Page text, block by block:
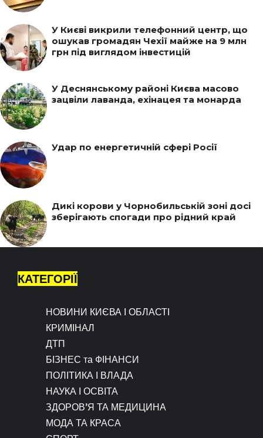
У Києві викрили телефонний центр, що
ошукав громадян Чехії майже на 9 млн
грн під виглядом інвестицій
У Деснянському районі Києва масово
зацвіли лаванда, ехінацея та монарда
Удар по енергетичній сфері Росії
Дикі корови у Чорнобильській зоні досі
зберігають спогади про рідний край
КАТЕГОРІЇ
НОВИНИ КИЄВА І ОБЛАСТІ
КРИМІНАЛ
ДТП
БІЗНЕС та ФІНАНСИ
ПОЛІТИКА І ВЛАДА
НАУКА І ОСВІТА
ЗДОРОВ’Я ТА МЕДИЦИНА
МОДА ТА КРАСА